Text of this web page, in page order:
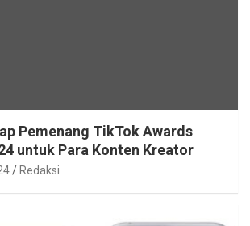
Pemenang TikTok Awards
untuk Para Konten Kreator
Redaksi